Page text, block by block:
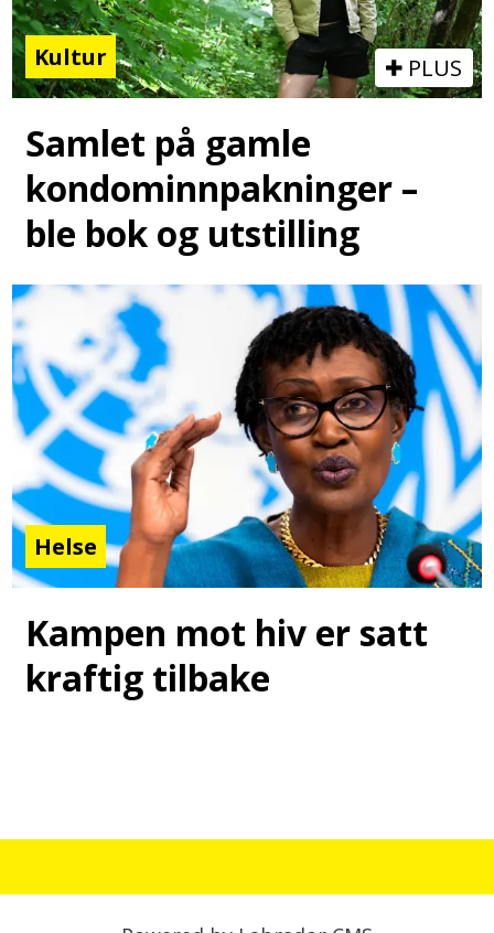
Kultur PLUS
Samlet på gamle
kondominnpakninger –
ble bok og utstilling
Helse
Kampen mot hiv er satt
kraftig tilbake